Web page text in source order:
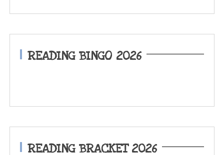
READING BINGO 2026
READING BRACKET 2026